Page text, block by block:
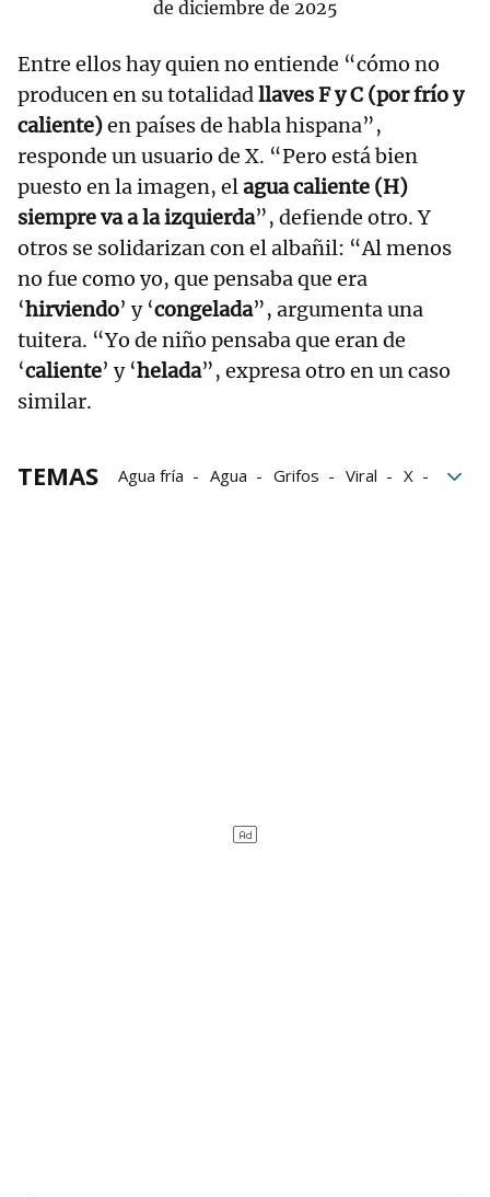
de diciembre de 2025
Entre ellos hay quien no entiende “cómo no
producen en su totalidadllaves F y C (por frío y
caliente)en países de habla hispana”,
responde un usuario de X. “Pero está bien
puesto en la imagen, elagua caliente (H)
siempre va a la izquierda”, defiende otro. Y
otros se solidarizan con el albañil: “Al menos
no fue como yo, que pensaba que era
‘hirviendo’ y ‘congelada”, argumenta una
tuitera. “Yo de niño pensaba que eran de
‘caliente’ y ‘helada”, expresa otro en un caso
similar.
TEMAS Agua fría Agua Grifos Viral
X